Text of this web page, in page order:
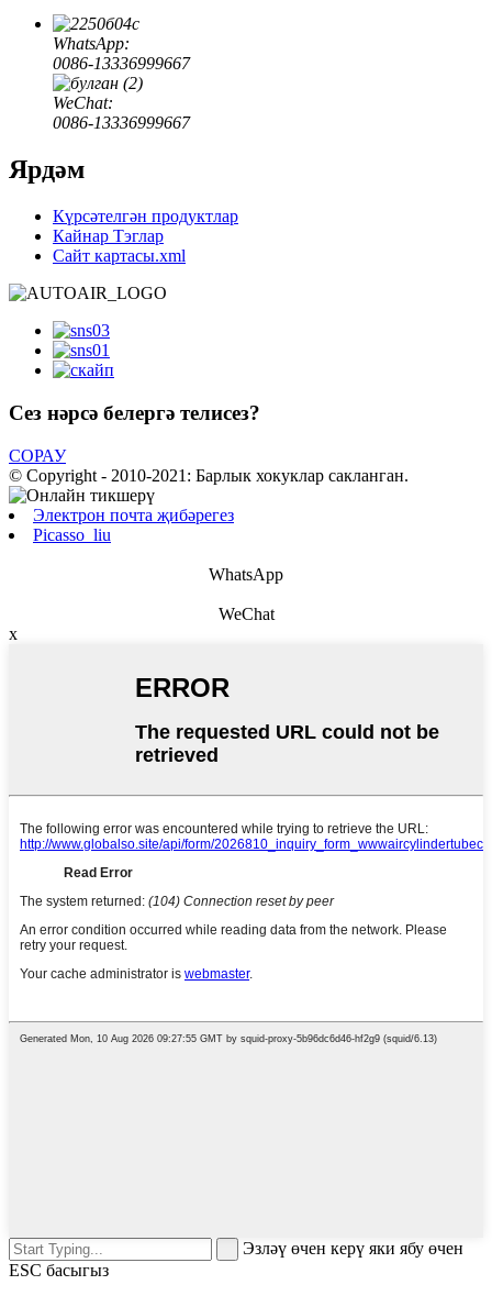
WhatsApp:
0086-13336999667
WeChat:
0086-13336999667
Ярдәм
Күрсәтелгән продуктлар
Кайнар Тэглар
Сайт картасы.xml
Сез нәрсә белергә телисез?
СОРАУ
© Copyright - 2010-2021: Барлык хокуклар сакланган.
Электрон почта җибәрегез
Picasso_liu
WhatsApp
WeChat
x
Эзләү өчен керү яки ябу өчен
ESC басыгыз